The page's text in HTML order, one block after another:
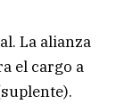
La alianza
el cargo a